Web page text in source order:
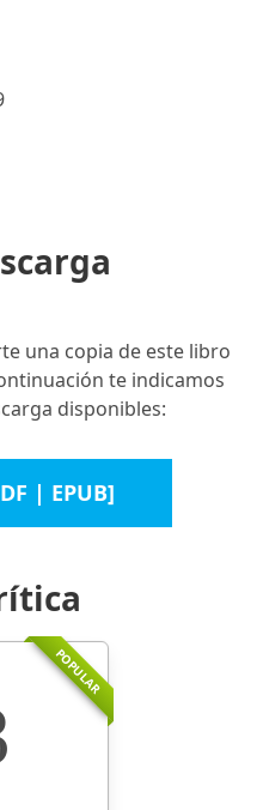
una copia de este libro
te indicamos
disponibles:
| EPUB]
POPULAR